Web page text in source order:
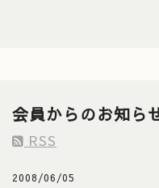
会員からのお知ら
RSS
2008/06/05